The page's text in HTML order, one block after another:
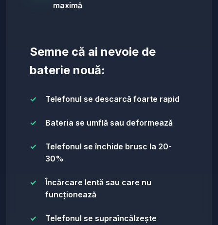
maximă
Semne că ai nevoie de
baterie nouă:
Telefonul se descarcă foarte rapid
Bateria se umflă sau deformează
Telefonul se închide brusc la 20-
30%
Încărcare lentă sau care nu
funcționează
Telefonul se supraîncălzește